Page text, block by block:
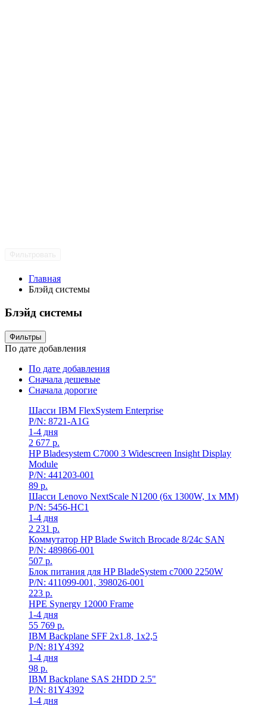
Главная
Блэйд системы
Блэйд системы
Фильтры
По дате добавления
По дате добавления
Сначала дешевые
Сначала дорогие
Шасси IBM FlexSystem Enterprise
P/N: 8721-A1G
1-4 дня
2 677 р.
HP Bladesystem C7000 3 Widescreen Insight Display
Module
P/N: 441203-001
89 р.
Шасси Lenovo NextScale N1200 (6x 1300W, 1x MM)
P/N: 5456-HC1
1-4 дня
2 231 р.
Коммутатор HP Blade Switch Brocade 8/24c SAN
P/N: 489866-001
507 р.
Блок питания для HP BladeSystem с7000 2250W
P/N: 411099-001, 398026-001
223 р.
HPE Synergy 12000 Frame
1-4 дня
55 769 р.
IBM Backplane SFF 2x1.8, 1x2,5
P/N: 81Y4392
1-4 дня
98 р.
IBM Backplane SAS 2HDD 2.5"
P/N: 81Y4392
1-4 дня